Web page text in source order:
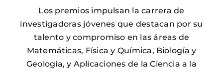
Los premios impulsan la carrera de
investigadoras jóvenes que destacan por su
talento y compromiso en las áreas de
Matemáticas, Física y Química, Biología y
Geología, y Aplicaciones de la Ciencia a la